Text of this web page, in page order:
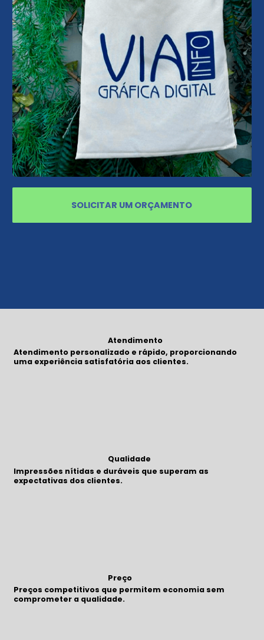
SOLICITAR UM ORÇAMENTO
Atendimento
Atendimento personalizado e rápido, proporcionando
uma experiência satisfatória aos clientes.
Qualidade
Impressões nítidas e duráveis que superam as
expectativas dos clientes.
Preço
Preços competitivos que permitem economia sem
comprometer a qualidade.